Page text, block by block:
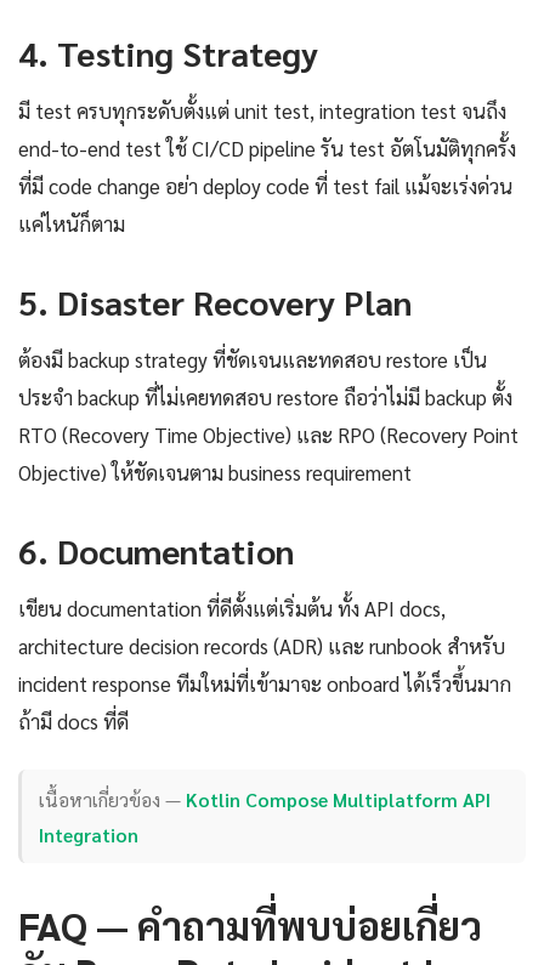
4. Testing Strategy
มี test ครบทุกระดับตั้งแต่ unit test, integration test จนถึง
end-to-end test ใช้ CI/CD pipeline รัน test อัตโนมัติทุกครั้ง
ที่มี code change อย่า deploy code ที่ test fail แม้จะเร่งด่วน
แค่ไหนัก็ตาม
5. Disaster Recovery Plan
ต้องมี backup strategy ที่ชัดเจนและทดสอบ restore เป็น
ประจำ backup ที่ไม่เคยทดสอบ restore ถือว่าไม่มี backup ตั้ง
RTO (Recovery Time Objective) และ RPO (Recovery Point
Objective) ให้ชัดเจนตาม business requirement
6. Documentation
เขียน documentation ที่ดีตั้งแต่เริ่มต้น ทั้ง API docs,
architecture decision records (ADR) และ runbook สำหรับ
incident response ทีมใหม่ที่เข้ามาจะ onboard ได้เร็วขึ้นมาก
ถ้ามี docs ที่ดี
เนื้อหาเกี่ยวข้อง — Kotlin Compose Multiplatform API
Integration
FAQ — คำถามที่พบบ่อยเกี่ยว